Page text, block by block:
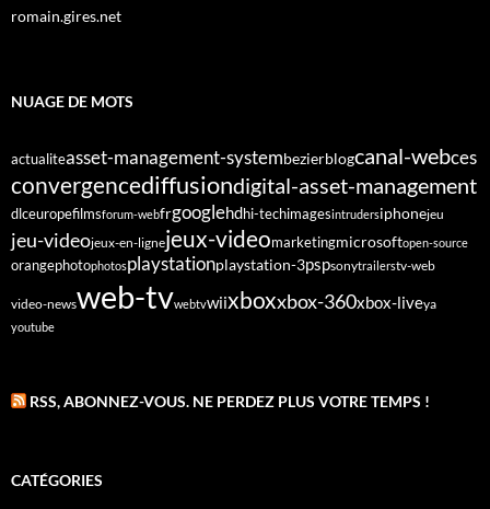
romain.gires.net
NUAGE DE MOTS
actualiteasset-management-systembezierblogcanal-webces
convergencediffusiondigital-asset-management
dlceuropefilmsforum-webfrgooglehdhi-techimagesintrudersiphonejeu
jeu-videojeux-en-lignejeux-videomarketingmicrosoftopen-source
orangephotophotosplaystationplaystation-3pspsonytrailerstv-web
video-newsweb-tvwebtvwiixboxxbox-360xbox-liveya
youtube
RSS, ABONNEZ-VOUS. NE PERDEZ PLUS VOTRE TEMPS !
CATÉGORIES